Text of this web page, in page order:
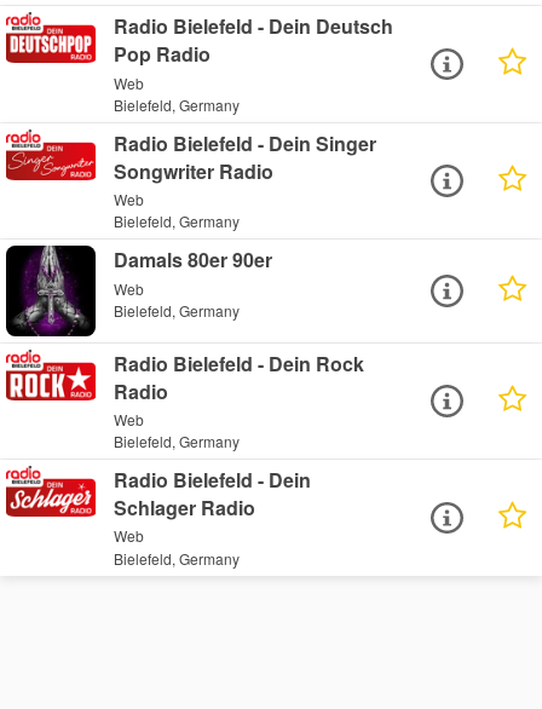
Radio Bielefeld - Dein Deutsch
Pop Radio
Web
Bielefeld, Germany
Radio Bielefeld - Dein Singer
Songwriter Radio
Web
Bielefeld, Germany
Damals 80er 90er
Web
Bielefeld, Germany
Radio Bielefeld - Dein Rock
Radio
Web
Bielefeld, Germany
Radio Bielefeld - Dein
Schlager Radio
Web
Bielefeld, Germany